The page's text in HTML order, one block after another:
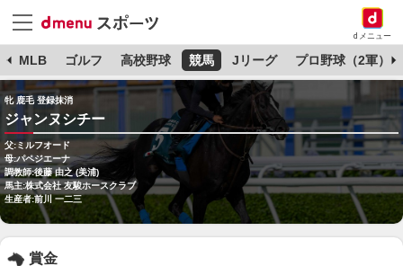
dメニュー
MLB ゴルフ 高校野球 競馬 Jリーグ プロ野球（2軍）
牝 鹿毛 登録抹消
ジャンヌシチー
父:ミルフオード
母:パペジエーナ
調教師:後藤 由之 (美浦)
馬主:株式会社 友駿ホースクラブ
生産者:前川 一二三
賞金